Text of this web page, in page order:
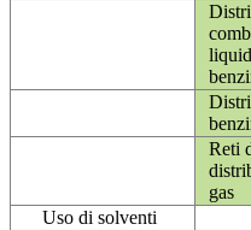
Reti
gas
Uso di solventi